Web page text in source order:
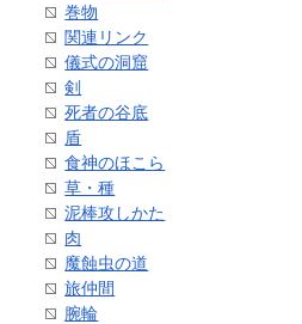
巻物
関連リンク
儀式の洞窟
剣
死者の谷底
盾
食神のほこら
草・種
泥棒攻しかた
肉
魔蝕虫の道
旅仲間
腕輪